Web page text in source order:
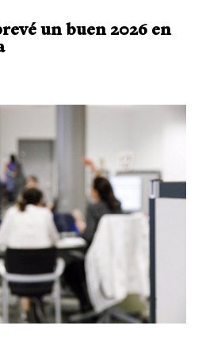
un buen 2026 en